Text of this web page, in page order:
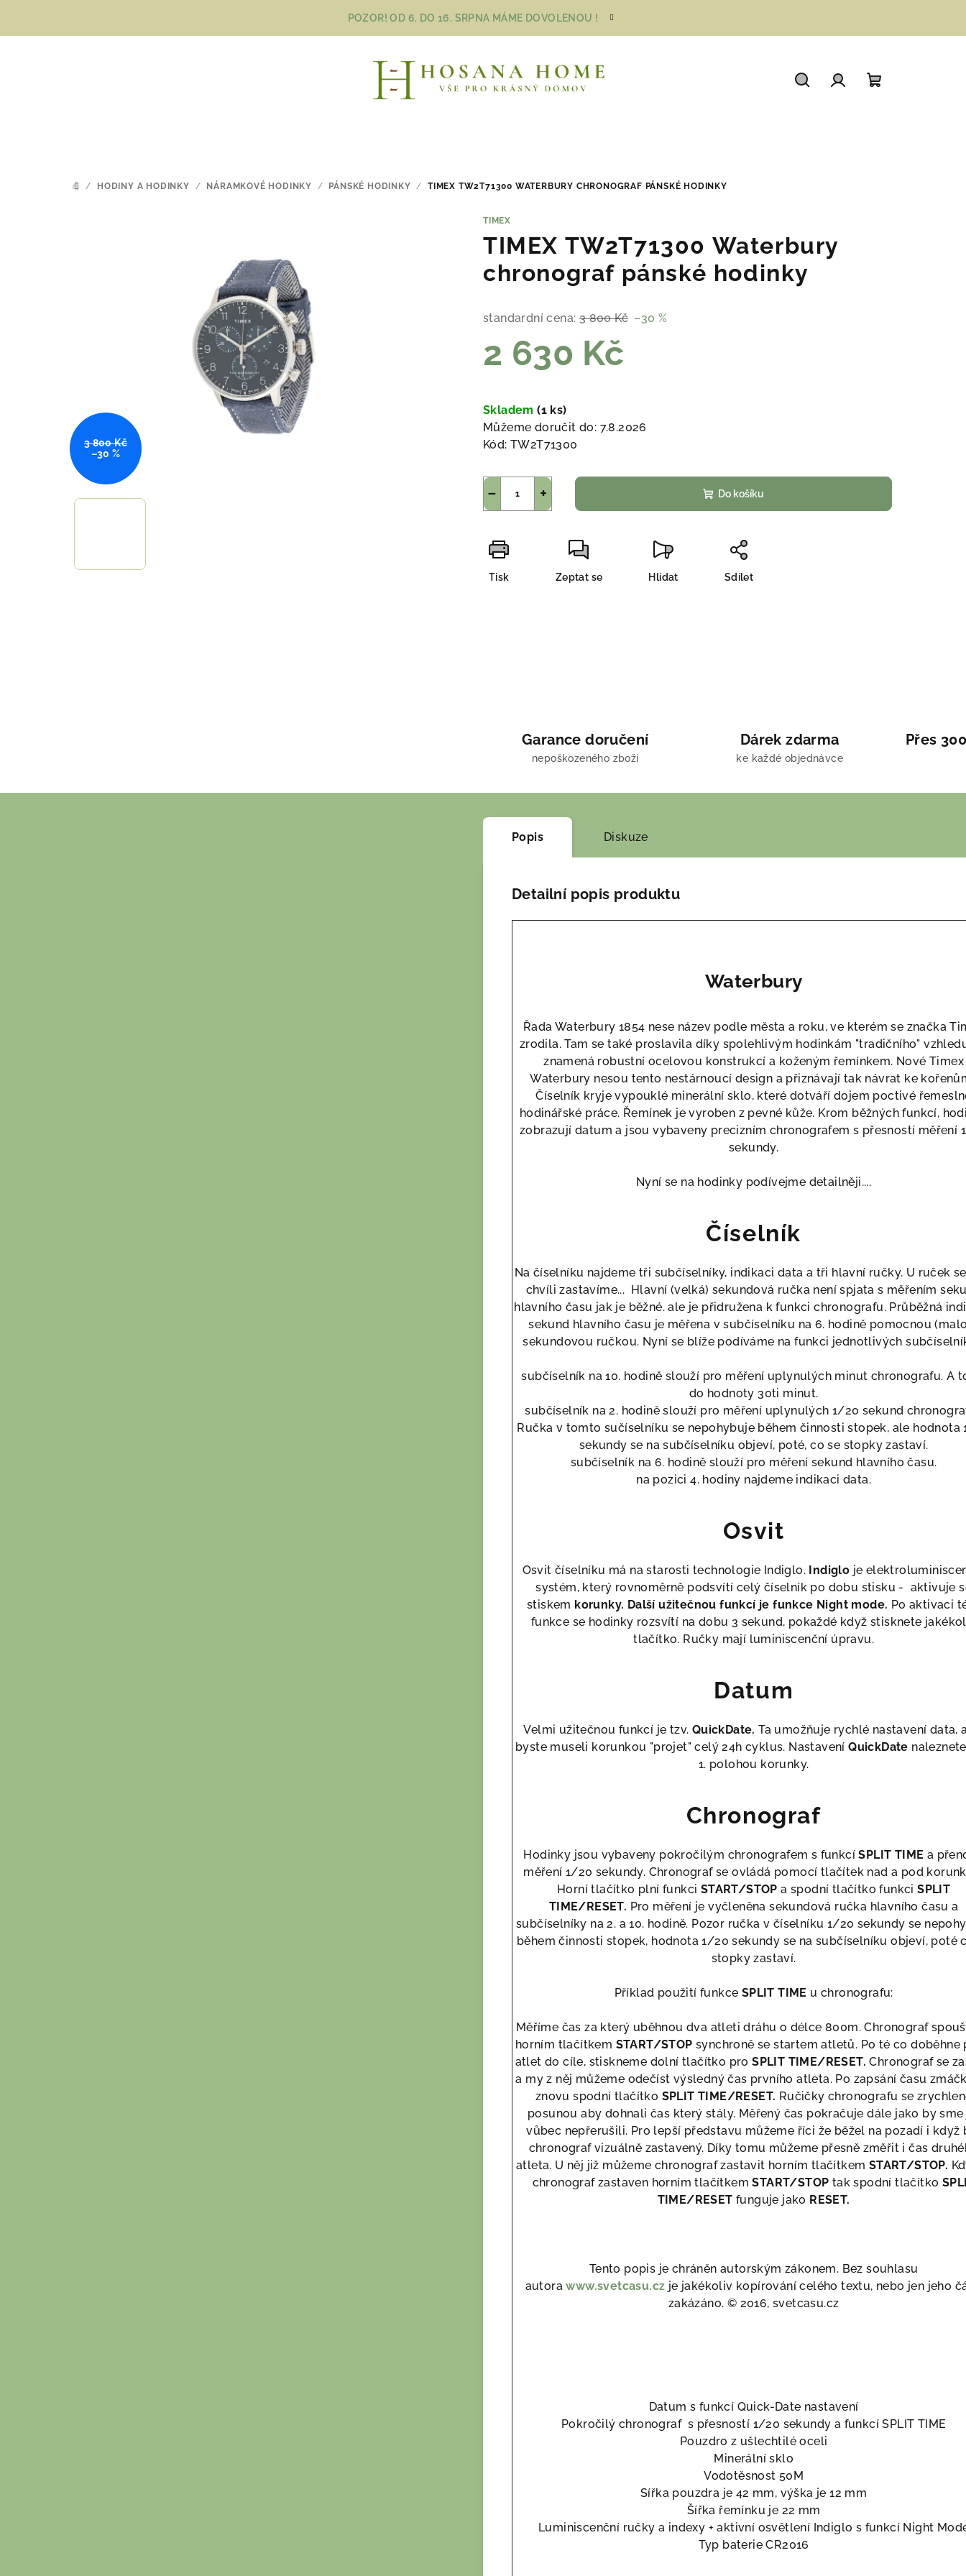
POZOR! OD 6. DO 16. SRPNA MÁME DOVOLENOU !
DOMŮ
/ HODINY A HODINKY / NÁRAMKOVÉ HODINKY / PÁNSKÉ HODINKY / TIMEX TW2T71300 WATERBURY CHRONOGRAF PÁNSKÉ HODINKY
TIMEX
TIMEX TW2T71300 Waterbury
chronograf pánské hodinky
standardní cena: 3 800 Kč –30 %
2 630 Kč
cena:
Skladem(1 ks)
Můžeme doručit do: 7.8.2026
Kód: TW2T71300
+
− Do košíku
Tisk Zeptat se Hlídat Sdílet
3 800 Kč
–30 %
Garance doručení
nepoškozeného zboží
Dárek zdarma
ke každé objednávce
Přes
Popis Diskuze
Detailní popis produktu
Waterbury
Řada Waterbury 1854 nese název podle města a roku, ve kterém se značka
zrodila. Tam se také proslavila díky spolehlivým hodinkám "tradičního"
znamená robustní ocelovou konstrukcí a koženým řemínkem. Nové Timex
Waterbury nesou tento nestárnoucí design a přiznávají tak návrat ke
Číselník kryje vypouklé minerální sklo, které dotváří dojem poctivé
hodinářské práce. Řemínek je vyroben z pevné kůže. Krom běžných funkcí,
zobrazují datum a jsou vybaveny precizním chronografem s přesností měření
sekundy.
Nyní se na hodinky podívejme detailněji....
Číselník
Na číselníku najdeme tři subčíselníky, indikaci data a tři hlavní ručky. U ruček
chvíli zastavíme... Hlavní (velká) sekundová ručka není spjata s měřením
hlavního času jak je běžné. ale je přidružena k funkci chronografu. Průběžná
sekund hlavního času je měřena v subčíselníku na 6. hodině pomocnou
sekundovou ručkou. Nyní se blíže podíváme na funkci jednotlivých
subčíselník na 10. hodině slouží pro měření uplynulých minut chronografu. A
do hodnoty 30ti minut.
subčíselník na 2. hodině slouží pro měření uplynulých 1/20 sekund
Ručka v tomto sučíselníku se nepohybuje během činnosti stopek, ale hodnota
sekundy se na subčíselníku objeví, poté, co se stopky zastaví.
subčíselník na 6. hodině slouží pro měření sekund hlavního času.
na pozici 4. hodiny najdeme indikaci data.
Osvit
Osvit číselníku má na starosti technologie Indiglo. Indiglo je
systém, který rovnoměrně podsvítí celý číselník po dobu stisku - aktivuje
stiskem korunky. Další užitečnou funkcí je funkce Night mode. Po aktivaci
funkce se hodinky rozsvítí na dobu 3 sekund, pokaždé když stisknete
tlačítko. Ručky mají luminiscenční úpravu.
Datum
Velmi užitečnou funkcí je tzv. QuickDate.Ta umožňuje rychlé nastavení data,
byste museli korunkou "projet" celý 24h cyklus. NastaveníQuickDate
1. polohou korunky.
Chronograf
Hodinky jsou vybaveny pokročilým chronografem s funkcíSPLIT TIME a
měření 1/20 sekundy. Chronograf se ovládá pomocí tlačítek nad a pod
Horní tlačítko plní funkci START/STOP a spodní tlačítko funkciSPLIT
TIME/RESET. Pro měření je vyčleněna sekundová ručka hlavního času a
subčíselníky na 2. a 10. hodině. Pozor ručka v číselníku 1/20 sekundy se
během činnosti stopek, hodnota 1/20 sekundy se na subčíselníku objeví, poté
stopky zastaví.
Příklad použití funkce SPLIT TIME u chronografu:
Měříme čas za který uběhnou dva atleti dráhu o délce 800m. Chronograf
horním tlačítkem START/STOP synchroně se startem atletů. Po té co doběhne
atlet do cíle, stiskneme dolní tlačítko proSPLIT TIME/RESET. Chronograf se
a my z něj můžeme odečíst výsledný čas prvního atleta. Po zapsání času
znovu spodní tlačítko SPLIT TIME/RESET. Ručičky chronografu se
posunou aby dohnali čas který stály. Měřený čas pokračuje dále jako by sme
vůbec nepřerušili. Pro lepší představu můžeme říci že běžel na pozadí i když
chronograf vizuálně zastavený. Díky tomu můžeme přesně změřit i čas
atleta. U něj již můžeme chronograf zastavit horním tlačítkem START/STOP.
chronograf zastaven horním tlačítkemSTART/STOP tak spodní tlačítko
TIME/RESET funguje jako RESET.
Tento popis je chráněn autorským zákonem. Bez souhlasu
autorawww.svetcasu.cz je jakékoliv kopírování celého textu, nebo jen jeho
zakázáno. © 2016, svetcasu.cz
Datum s funkcí Quick-Date nastavení
Pokročilý chronograf s přesností 1/20 sekundy a funkcí SPLIT TIME
Pouzdro z ušlechtilé oceli
Minerální sklo
Vodotěsnost 50M
Sířka pouzdra je 42 mm, výška je 12 mm
Šířka řemínku je 22 mm
Luminiscenční ručky a indexy + aktivní osvětlení Indiglo s funkcí Night
Typ baterie CR2016